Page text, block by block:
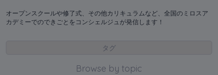
オープンスクールや修了式、その他カリキュラムなど、全国のミロスア
カデミーでのできごとをコンシェルジュが発信します！
タグ
Browse by topic